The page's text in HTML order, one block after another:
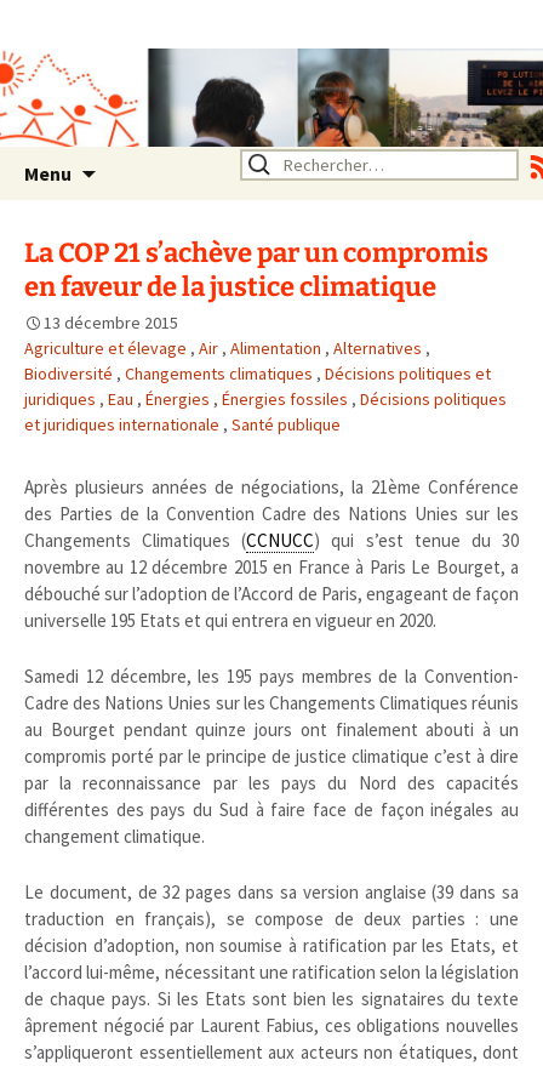
Rhône Alpes
Un environnement sain pour
la santé de tous
Menu Rechercher :
La COP 21 s’achève par un compromis
en faveur de la justice climatique
13 décembre 2015
Agriculture et élevage , Air , Alimentation , Alternatives ,
Biodiversité , Changements climatiques , Décisions politiques et
juridiques , Eau , Énergies , Énergies fossiles , Décisions politiques
et juridiques internationale , Santé publique
Après plusieurs années de négociations, la 21ème Conférence
des Parties de la Convention Cadre des Nations Unies sur les
Changements Climatiques (CCNUCC) qui s’est tenue du 30
novembre au 12 décembre 2015 en France à Paris Le Bourget, a
débouché sur l’adoption de l’Accord de Paris, engageant de façon
universelle 195 Etats et qui entrera en vigueur en 2020.
Samedi 12 décembre, les 195 pays membres de la Convention-
Cadre des Nations Unies sur les Changements Climatiques réunis
au Bourget pendant quinze jours ont finalement abouti à un
compromis porté par le principe de justice climatique c’est à dire
par la reconnaissance par les pays du Nord des capacités
différentes des pays du Sud à faire face de façon inégales au
changement climatique.
Le document, de 32 pages dans sa version anglaise (39 dans sa
traduction en français), se compose de deux parties : une
décision d’adoption, non soumise à ratification par les Etats, et
l’accord lui-même, nécessitant une ratification selon la législation
de chaque pays. Si les Etats sont bien les signataires du texte
âprement négocié par Laurent Fabius, ces obligations nouvelles
s’appliqueront essentiellement aux acteurs non étatiques, dont